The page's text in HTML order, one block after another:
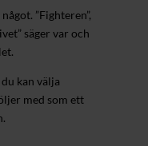
”Fighteren”,
säger var och
kan välja
med som ett